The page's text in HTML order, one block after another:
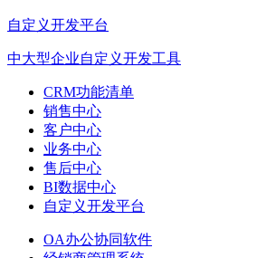
自定义开发平台
中大型企业自定义开发工具
CRM功能清单
销售中心
客户中心
业务中心
售后中心
BI数据中心
自定义开发平台
OA办公协同软件